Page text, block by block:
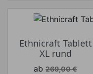
Ethnicraft Tablett
XL rund
Verkaufspreis
ab 269,00 €